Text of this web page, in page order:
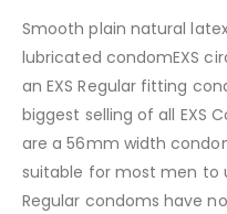
Smooth plain natural
lubricated condomEXS
an EXS Regular fitting
biggest selling of all EXS
are a 56mm width
suitable for most men to
Regular condoms have